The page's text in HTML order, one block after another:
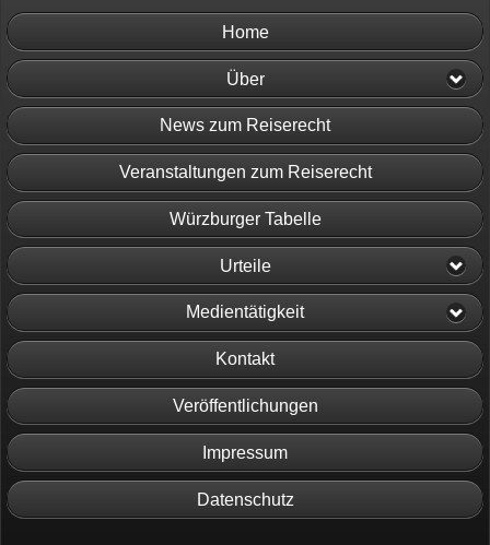
Home
Über
News zum Reiserecht
Veranstaltungen zum Reiserecht
Würzburger Tabelle
Urteile
Medientätigkeit
Kontakt
Veröffentlichungen
Impressum
Datenschutz